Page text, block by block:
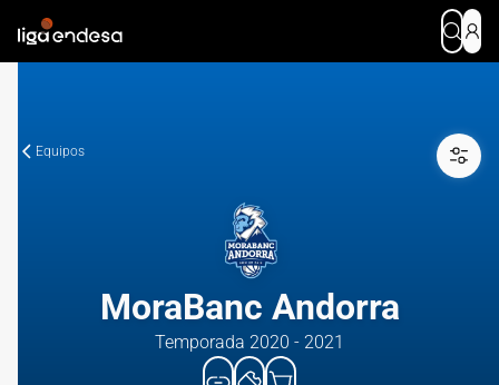
Equipos
MoraBanc Andorra
Temporada 2020 - 2021